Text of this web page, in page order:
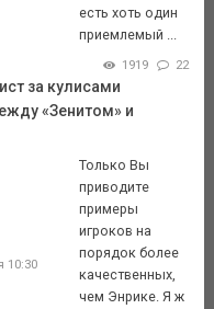
есть хоть один
приемлемый ...
1919 22
за кулисами
«Зенитом» и
10:30
Только Вы
приводите
примеры
игроков на
порядок более
качественных,
чем Энрике. Я ж